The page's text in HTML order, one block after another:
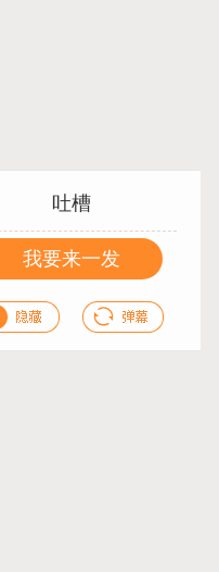
吐槽
我要来一发